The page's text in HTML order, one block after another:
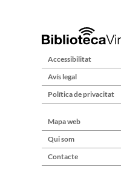
Accessibilitat
Avís legal
Política de privacitat
Mapa web
Qui som
Contacte